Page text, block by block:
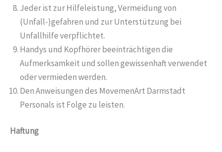
Jeder ist zur Hilfeleistung, Vermeidung von
(Unfall-)gefahren und zur Unterstützung bei
Unfallhilfe verpflichtet.
Handys und Kopfhörer beeinträchtigen die
Aufmerksamkeit und sollen gewissenhaft verwendet
oder vermieden werden.
Den Anweisungen des MovemenArt Darmstadt
Personals ist Folge zu leisten.
Haftung